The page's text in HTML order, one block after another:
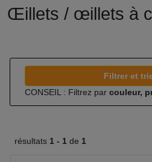
Œillets / œillets à
Filtrer et
CONSEIL : Filtrez par couleur,
résultats 1 - 1 de 1